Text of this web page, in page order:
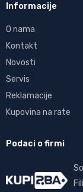
Informacije
O nama
Kontakt
Novosti
Servis
Reklamacije
Kupovina na rate
Podaci o firmi